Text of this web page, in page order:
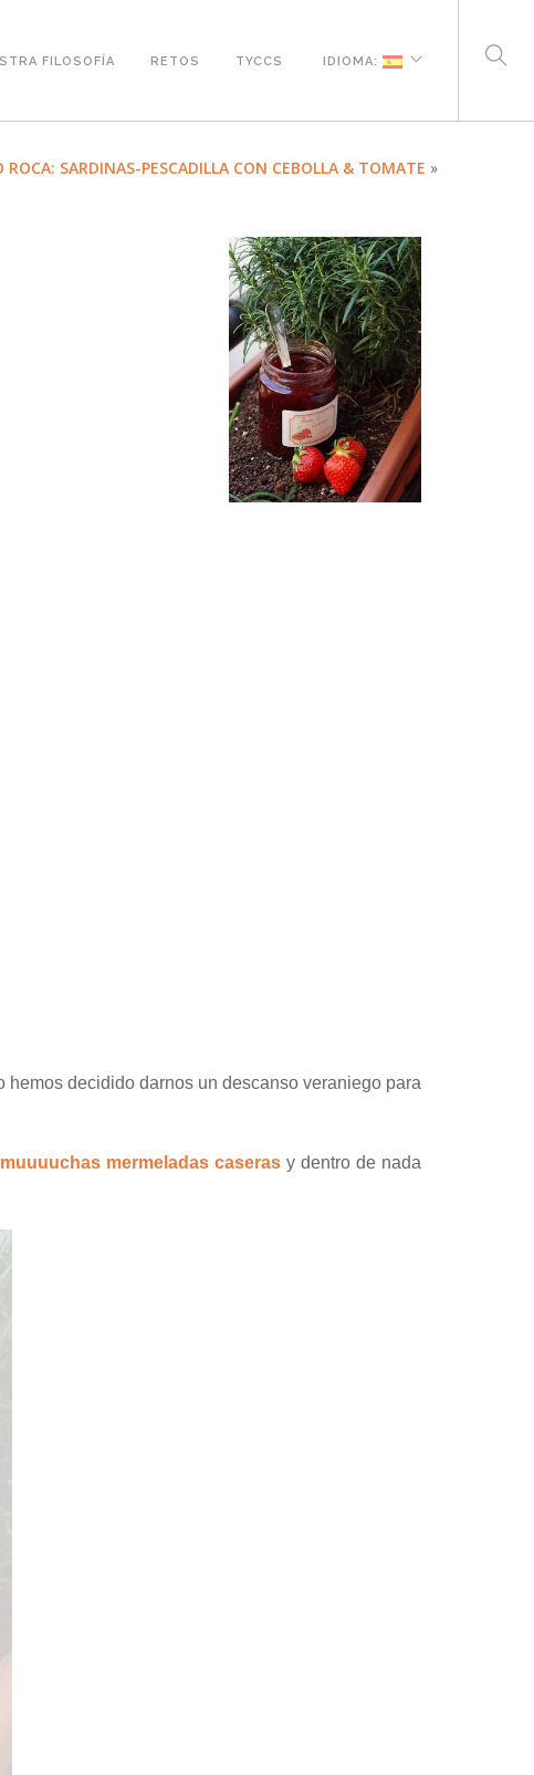
FILOSOFÍA RETOS TYCCS IDIOMA:
ROCA: SARDINAS-PESCADILLA CON CEBOLLA & TOMATE »
hemos decidido darnos un descanso veraniego para
muuuuchas mermeladas caserasy dentro de nada